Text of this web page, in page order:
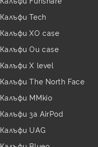
Калъфи Tech
Калъфи XO case
Калъфи Ou case
Калъфи X level
Калъфи The North Face
Калъфи MMkio
Калъфи за AirPod
Калъфи UAG